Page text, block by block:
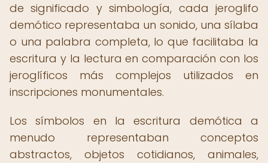
de significado y simbología, cada jeroglifo
demótico representaba un sonido, una sílaba
o una palabra completa, lo que facilitaba la
escritura y la lectura en comparación con los
jeroglíficos más complejos utilizados en
inscripciones monumentales.
Los símbolos en la escritura demótica a
menudo representaban conceptos
abstractos, objetos cotidianos, animales,